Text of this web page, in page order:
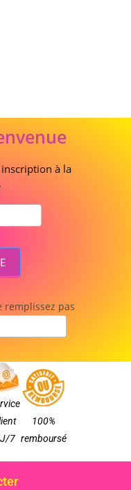
à la
remplissez pas
7
100%
remboursé